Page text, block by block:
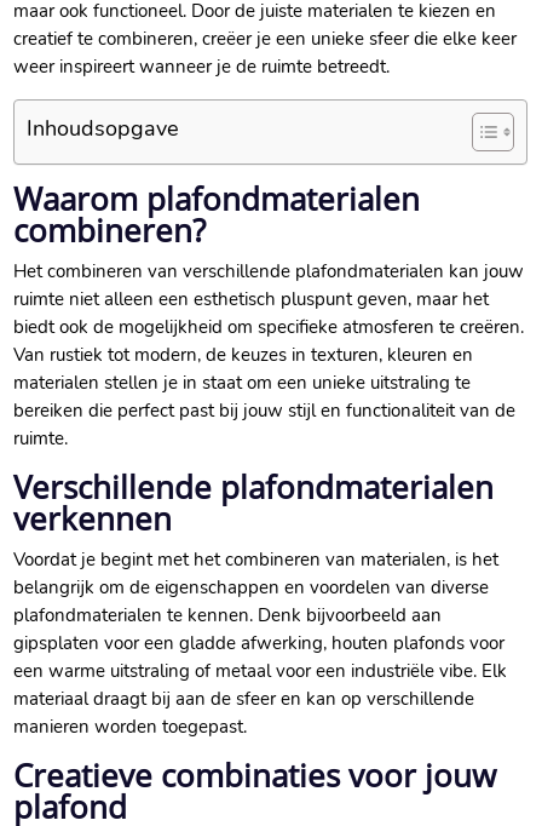
maar ook functioneel.​ Door de juiste materialen te kiezen en
creatief te combineren, creëer je een unieke sfeer die elke keer
weer inspireert wanneer je de ruimte betreedt.​
Inhoudsopgave
Waarom plafondmaterialen
combineren?
Het combineren van verschillende plafondmaterialen kan jouw
ruimte niet alleen een esthetisch pluspunt geven, maar het
biedt ook de mogelijkheid om specifieke atmosferen te creëren.​
Van rustiek tot modern, de keuzes in texturen, kleuren en
materialen stellen je in staat om een unieke uitstraling te
bereiken die perfect past bij jouw stijl en functionaliteit van de
ruimte.​
Verschillende plafondmaterialen
verkennen
Voordat je begint met het combineren van materialen, is het
belangrijk om de eigenschappen en voordelen van diverse
plafondmaterialen te kennen.​ Denk bijvoorbeeld aan
gipsplaten voor een gladde afwerking, houten plafonds voor
een warme uitstraling of metaal voor een industriële vibe.​ Elk
materiaal draagt bij aan de sfeer en kan op verschillende
manieren worden toegepast.​
Creatieve combinaties voor jouw
plafond